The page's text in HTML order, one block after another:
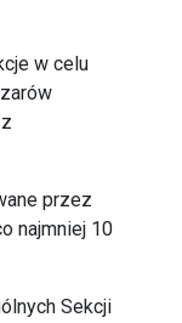
w celu
przez
najmniej 10
Sekcji